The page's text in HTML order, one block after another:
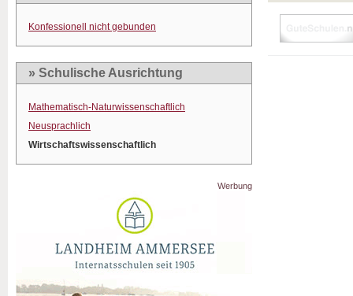
Konfessionell nicht gebunden
» Schulische Ausrichtung
Mathematisch-Naturwissenschaftlich
Neusprachlich
Wirtschaftswissenschaftlich
Werbung